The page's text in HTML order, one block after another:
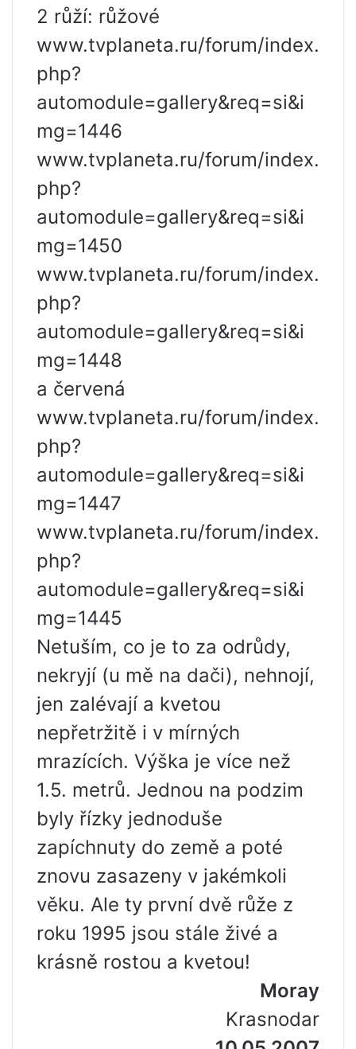
2 růží: růžové
www.tvplaneta.ru/forum/index.
php?
automodule=gallery&req=si&i
mg=1446
www.tvplaneta.ru/forum/index.
php?
automodule=gallery&req=si&i
mg=1450
www.tvplaneta.ru/forum/index.
php?
automodule=gallery&req=si&i
mg=1448
a červená
www.tvplaneta.ru/forum/index.
php?
automodule=gallery&req=si&i
mg=1447
www.tvplaneta.ru/forum/index.
php?
automodule=gallery&req=si&i
mg=1445
Netuším, co je to za odrůdy,
nekryjí (u mě na dači), nehnojí,
jen zalévají a kvetou
nepřetržitě i v mírných
mrazících. Výška je více než
1.5. metrů. Jednou na podzim
byly řízky jednoduše
zapíchnuty do země a poté
znovu zasazeny v jakémkoli
věku. Ale ty první dvě růže z
roku 1995 jsou stále živé a
krásně rostou a kvetou!
Moray
Krasnodar